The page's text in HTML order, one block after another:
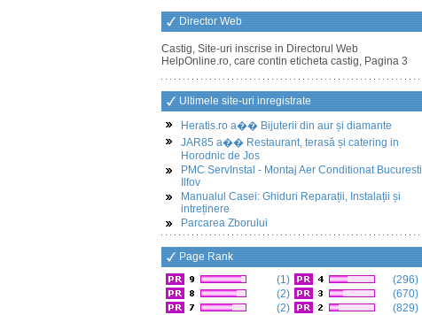
Director Web
Castig, Site-uri inscrise in Directorul Web
HelpOnline.ro, care contin eticheta castig, Pagina 3
Ultimele site-uri inregistrate
Heratis.ro a�� Bijuterii din aur și diamante
JAR85 a�� Restaurant, terasă și catering in
Horodnic de Jos
PMC ServInstal - Montaj Aer Conditionat Bucuresti
Ilfov
Manualul Casei: Ghiduri Reparații, Instalații și
intreținere
Parcarea Zborului
Page Rank
(1)
(2)
(2)
(296)
(670)
(829)